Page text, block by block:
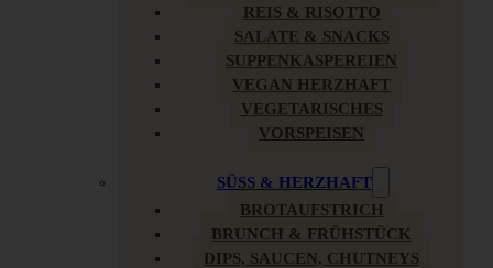
REIS & RISOTTO
SALATE & SNACKS
SUPPENKASPEREIEN
VEGAN HERZHAFT
VEGETARISCHES
VORSPEISEN
SÜSS & HERZHAFT
BROTAUFSTRICH
BRUNCH & FRÜHSTÜCK
DIPS, SAUCEN, CHUTNEYS